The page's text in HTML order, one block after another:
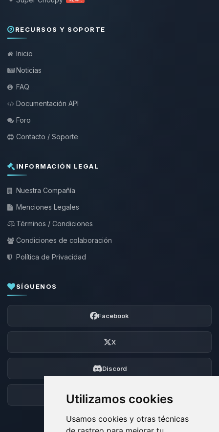
Utilizamos cookies
Usamos cookies y otras técnicas
RECURSOS Y SOPORTE
Inicio
Noticias
FAQ
Documentación API
Foro
Contacto / Soporte
INFORMACIÓN LEGAL
Nuestra Compañía
Menciones Legales
Términos / Condiciones
Condiciones de colaboración
Política de Privacidad
SÍGUENOS
Facebook
X
Discord
Foro